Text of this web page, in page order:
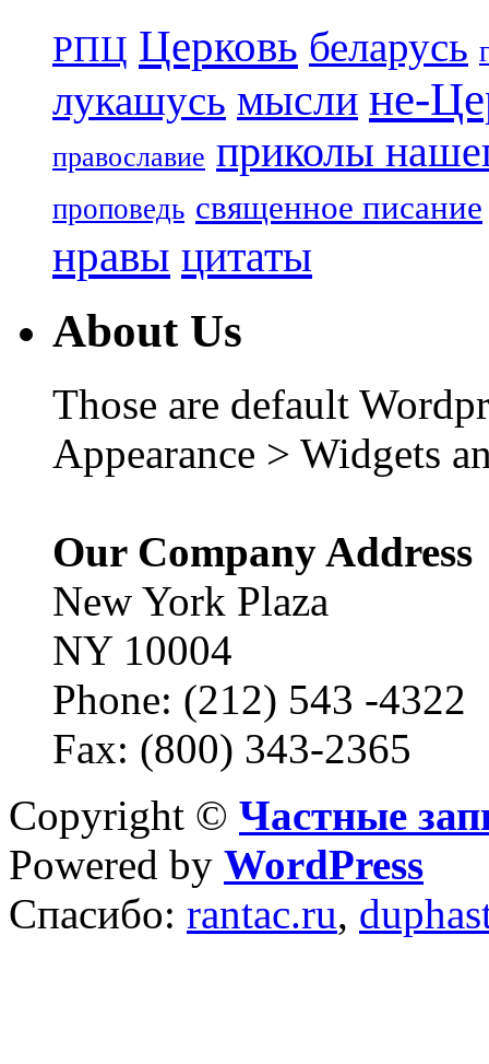
РПЦ Церковь беларусь
лукашусь мысли не-
православие приколы
проповедь священное писание
нравы цитаты
About Us
Those are default
Appearance > Widgets
Our Company Address
New York Plaza
NY 10004
Phone: (212) 543 -4322
Fax: (800) 343-2365
Copyright © Частные
Powered by WordPress
Спасибо: rantac.ru,